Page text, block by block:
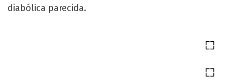
diabólica parecida.